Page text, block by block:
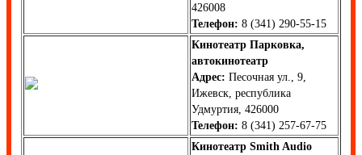
426008
Телефон: 8 (341) 290-55-15
Кинотеатр Парковка,
автокинотеатр
Адрес: Песочная ул., 9,
Ижевск, республика
Удмуртия, 426000
Телефон: 8 (341) 257-67-75
Кинотеатр Smith Audio